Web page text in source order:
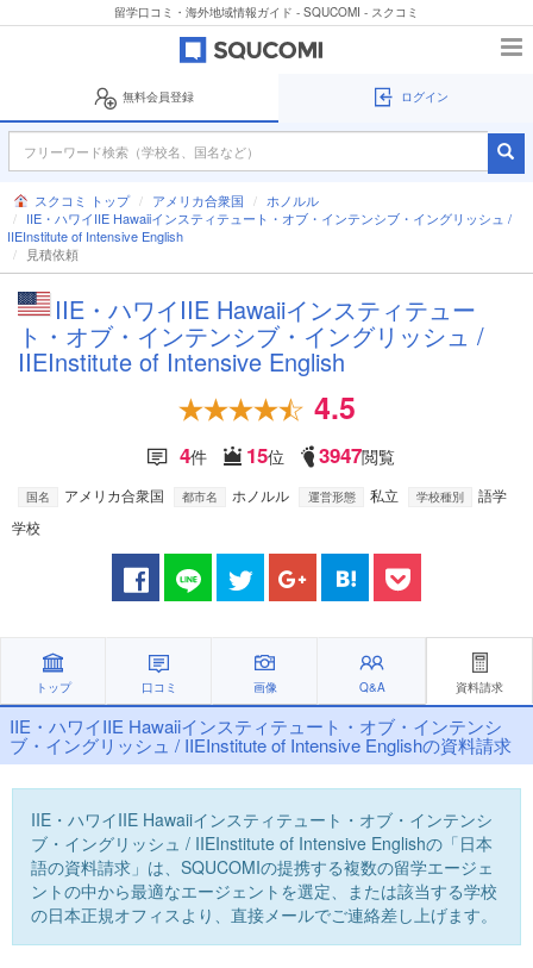
留学口コミ・海外地域情報ガイド - SQUCOMI - スクコミ
無料会員登録 ログイン
スクコミ トップ アメリカ合衆国
ホノルル
IIE・ハワイIIE Hawaiiインスティテュート・オブ・インテンシブ・イングリッシュ /
IIEInstitute of Intensive English
見積依頼
IIE・ハワイIIE Hawaiiインスティテュー
ト・オブ・インテンシブ・イングリッシュ /
IIEInstitute of Intensive English
4.5
4件 15位 3947閲覧
国名 アメリカ合衆国 都市名 ホノルル 運営形態 私立 学校種別
語学
学校
トップ 口コミ 画像 Q&A 資料請求
IIE・ハワイIIE Hawaiiインスティテュート・オブ・インテンシ
ブ・イングリッシュ / IIEInstitute of Intensive Englishの資料請求
IIE・ハワイIIE Hawaiiインスティテュート・オブ・インテンシ
ブ・イングリッシュ / IIEInstitute of Intensive Englishの「日本
語の資料請求」は、SQUCOMIの提携する複数の留学エージェ
ントの中から最適なエージェントを選定、または該当する学校
の日本正規オフィスより、直接メールでご連絡差し上げます。